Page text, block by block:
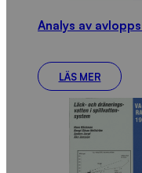
Analys av
LÄS MER